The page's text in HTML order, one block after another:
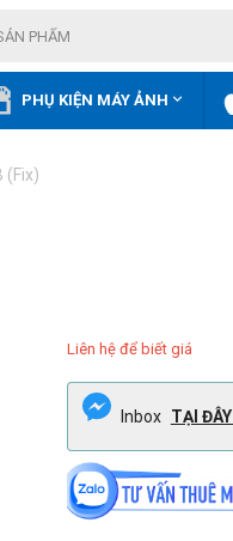
PHỤ KIỆN MÁY ẢNH 
(Fix)
Liên hệ để biết giá
Inbox TẠI ĐÂY